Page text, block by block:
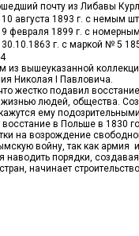
почту из Либавы
10 августа 1893 г. с немым
9 февраля 1899 г. с
г. с маркой № 5
вышеуказанной
Николая I Павловича.
жестко подавил
жизнью людей, общества.
ему
в Польше в 1830
на возрождение
войну, так как армия
наводить порядки,
начинает